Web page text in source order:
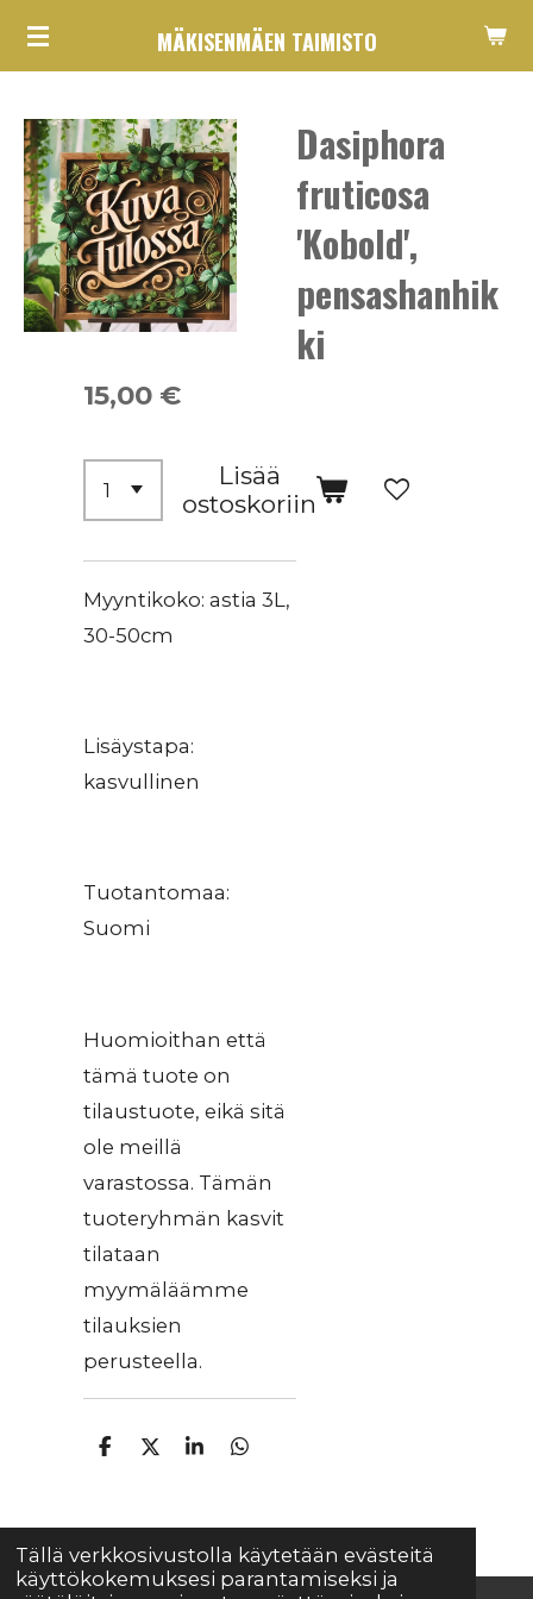
Tällä verkkosivustolla käytetään evästeitä
käyttökokemuksesi parantamiseksi ja
Siirry
MÄKISENMÄEN TAIMISTO
Dasiphora
fruticosa
'Kobold',
pensashanhik
ki
15,00 €
Lisää
ostoskoriin
Myyntikoko: astia 3L,
30-50cm
Lisäystapa:
kasvullinen
Tuotantomaa:
Suomi
Huomioithan että
tämä tuote on
tilaustuote, eikä sitä
ole meillä
varastossa. Tämän
tuoteryhmän kasvit
tilataan
myymäläämme
tilauksien
perusteella.
J
J
J
J